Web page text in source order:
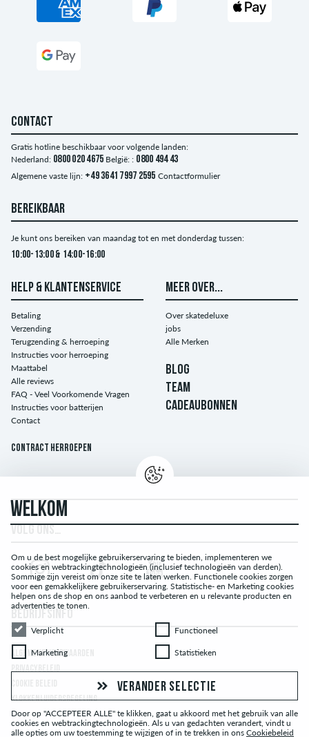
CONTACT
Gratis hotline beschikbaar voor volgende landen:
Nederland: 0800 020 4675 België: : 0800 494 43
Algemene vaste lijn: +49 3641 7997 2595 Contactformulier
BEREIKBAAR
Je kunt ons bereiken van maandag tot en met donderdag tussen:
10:00-13:00 & 14:00-16:00
HELP & KLANTENSERVICE
Betaling
Verzending
Terugzending & herroeping
Instructies voor herroeping
Maattabel
Alle reviews
FAQ - Veel Voorkomende Vragen
Instructies voor batterijen
Contact
Contract herroepen
MEER OVER...
Over skatedeluxe
jobs
Alle Merken
BLOG
TEAM
CADEAUBONNEN
ALGEMENE VOORWAARDEN
KLOKKENLUIDERSREGELING
WELKOM
Om u de best mogelijke gebruikerservaring te bieden, implementeren we
cookies en webtrackingtechnologieën (inclusief technologieën van derden).
Sommige zijn vereist om onze site te laten werken. Functionele cookies zorgen
voor een gemakkelijkere gebruikerservaring. Statistische- en Marketing cookies
helpen ons de shop en ons aanbod te verbeteren en u relevante producten en
advertenties te tonen.
VerplichtVerplicht Functioneel
Functioneel
MarketingMarketing Statistieken
Statistieken
VERANDER SELECTIE
Door op "ACCEPTEER ALLE" te klikken, gaat u akkoord met het gebruik van alle
cookies en webtrackingtechnologieën. Als u van gedachten verandert, vindt u
alle opties om uw toestemming te wijzigen of in te trekken in ons Cookiebeleid